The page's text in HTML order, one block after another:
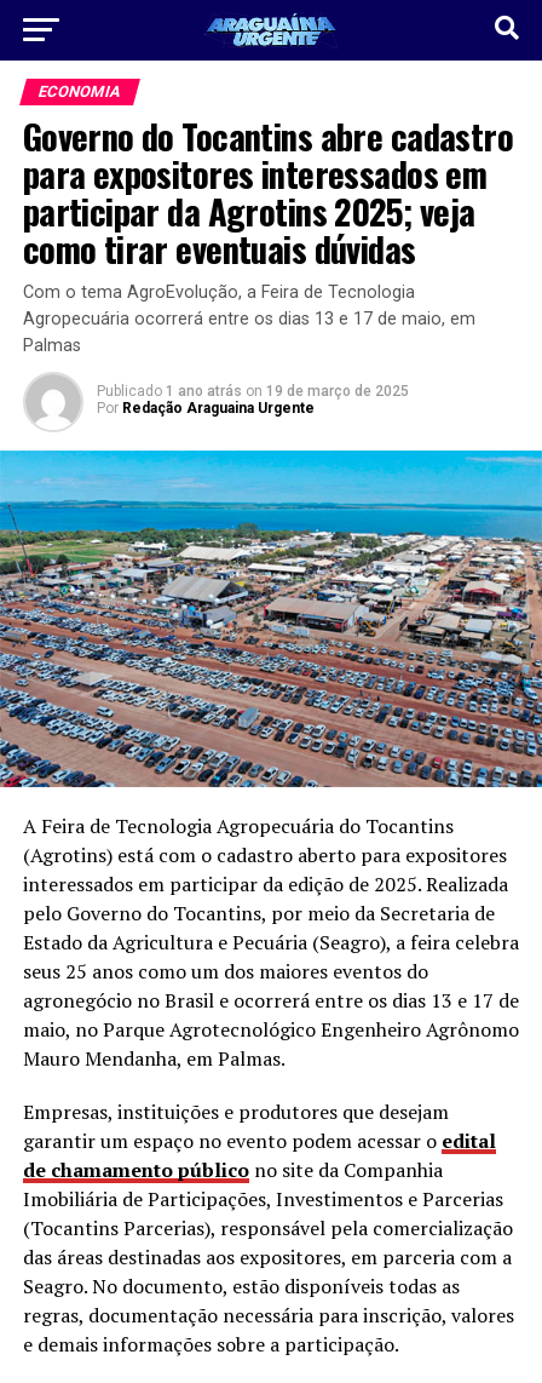
ECONOMIA
Governo do Tocantins abre cadastro
para expositores interessados em
participar da Agrotins 2025; veja
como tirar eventuais dúvidas
Com o tema AgroEvolução, a Feira de Tecnologia
Agropecuária ocorrerá entre os dias 13 e 17 de maio, em
Palmas
Publicado 1 ano atrás on 19 de março de 2025
Por Redação Araguaina Urgente
A Feira de Tecnologia Agropecuária do Tocantins
(Agrotins) está com o cadastro aberto para expositores
interessados em participar da edição de 2025. Realizada
pelo Governo do Tocantins, por meio da Secretaria de
Estado da Agricultura e Pecuária (Seagro), a feira celebra
seus 25 anos como um dos maiores eventos do
agronegócio no Brasil e ocorrerá entre os dias 13 e 17 de
maio, no Parque Agrotecnológico Engenheiro Agrônomo
Mauro Mendanha, em Palmas.
Empresas, instituições e produtores que desejam
garantir um espaço no evento podem acessar o edital
de chamamento públicono site da Companhia
Imobiliária de Participações, Investimentos e Parcerias
(Tocantins Parcerias), responsável pela comercialização
das áreas destinadas aos expositores, em parceria com a
Seagro. No documento, estão disponíveis todas as
regras, documentação necessária para inscrição, valores
e demais informações sobre a participação.